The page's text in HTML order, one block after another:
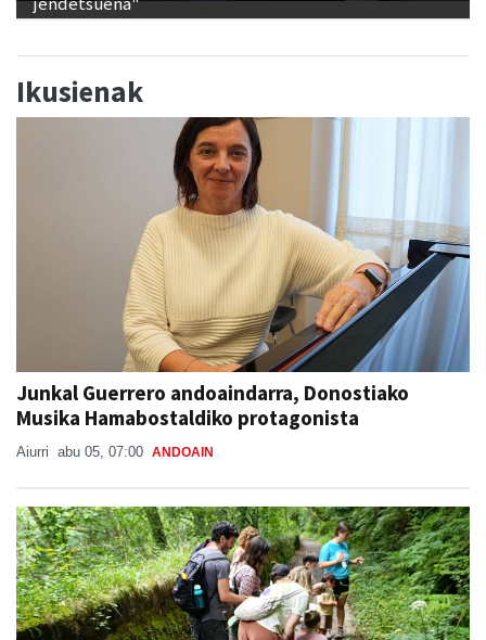
Ikusienak
Junkal Guerrero andoaindarra, Donostiako
Musika Hamabostaldiko protagonista
Aiurri abu 05, 07:00 ANDOAIN